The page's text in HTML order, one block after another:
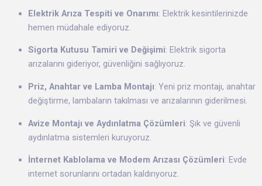
Elektrik Arıza Tespiti ve Onarımı: Elektrik kesintilerinizde
hemen müdahale ediyoruz.
Sigorta Kutusu Tamiri ve Değişimi: Elektrik sigorta
arızalarını gideriyor, güvenliğini sağlıyoruz.
Priz, Anahtar ve Lamba Montajı: Yeni priz montajı, anahtar
değiştirme, lambaların takılması ve arızalarının giderilmesi.
Avize Montajı ve Aydınlatma Çözümleri: Şık ve güvenli
aydınlatma sistemleri kuruyoruz.
İnternet Kablolama ve Modem Arızası Çözümleri: Evde
internet sorunlarını ortadan kaldırıyoruz.